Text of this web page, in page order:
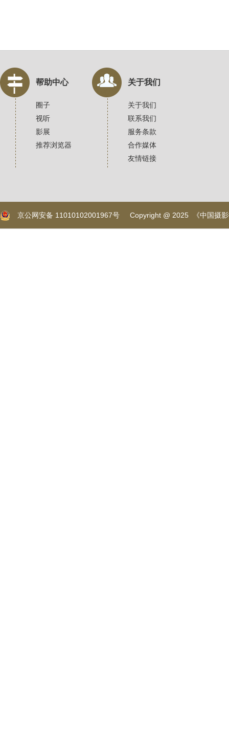
帮助中心 关于我们
圈子
视听
影展
推荐浏览器
关于我们
联系我们
服务条款
合作媒体
友情链接
京公网安备 11010102001967号 Copyright @ 2025 《中国摄